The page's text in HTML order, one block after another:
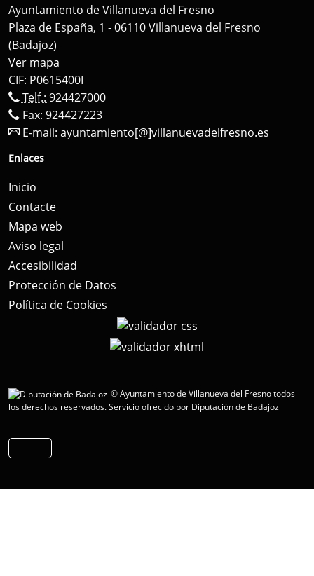
Ayuntamiento de Villanueva del Fresno
Plaza de España, 1 - 06110 Villanueva del Fresno
(Badajoz)
Ver mapa
CIF: P0615400I
Telf.: 924427000
Fax: 924427223
E-mail: ayuntamiento[@]villanuevadelfresno.es
Enlaces
Inicio
Contacte
Mapa web
Aviso legal
Accesibilidad
Protección de Datos
Política de Cookies
© Ayuntamiento de Villanueva del Fresno todos
los derechos reservados.Servicio ofrecido por Diputación de Badajoz